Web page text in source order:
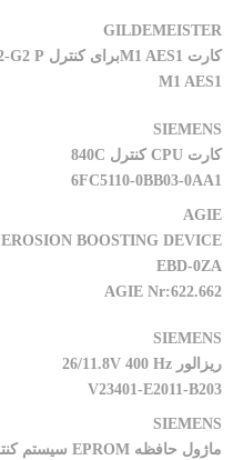
GILDEMEISTER
کارت M1 AES1برای کنترل EPL 2-G2 P مدل
M1 AES1
SIEMENS
کارت CPU کنترل 840C
6FC5110-0BB03-0AA1
AGIE
EROSION BOOSTING DEVICE مدل
EBD-0ZA
AGIE Nr:622.662
SIEMENS
ریزالور 26/11.8V 400 Hz
V23401-E2011-B203
SIEMENS
ماژول حافظه EPROM سیستم کنترل 810M GA3 مدل